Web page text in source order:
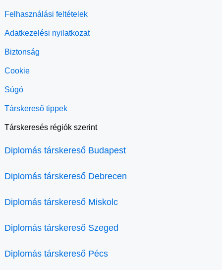
Felhasználási feltételek
Adatkezelési nyilatkozat
Biztonság
Cookie
Súgó
Társkereső tippek
Társkeresés régiók szerint
Diplomás társkereső Budapest
Diplomás társkereső Debrecen
Diplomás társkereső Miskolc
Diplomás társkereső Szeged
Diplomás társkereső Pécs